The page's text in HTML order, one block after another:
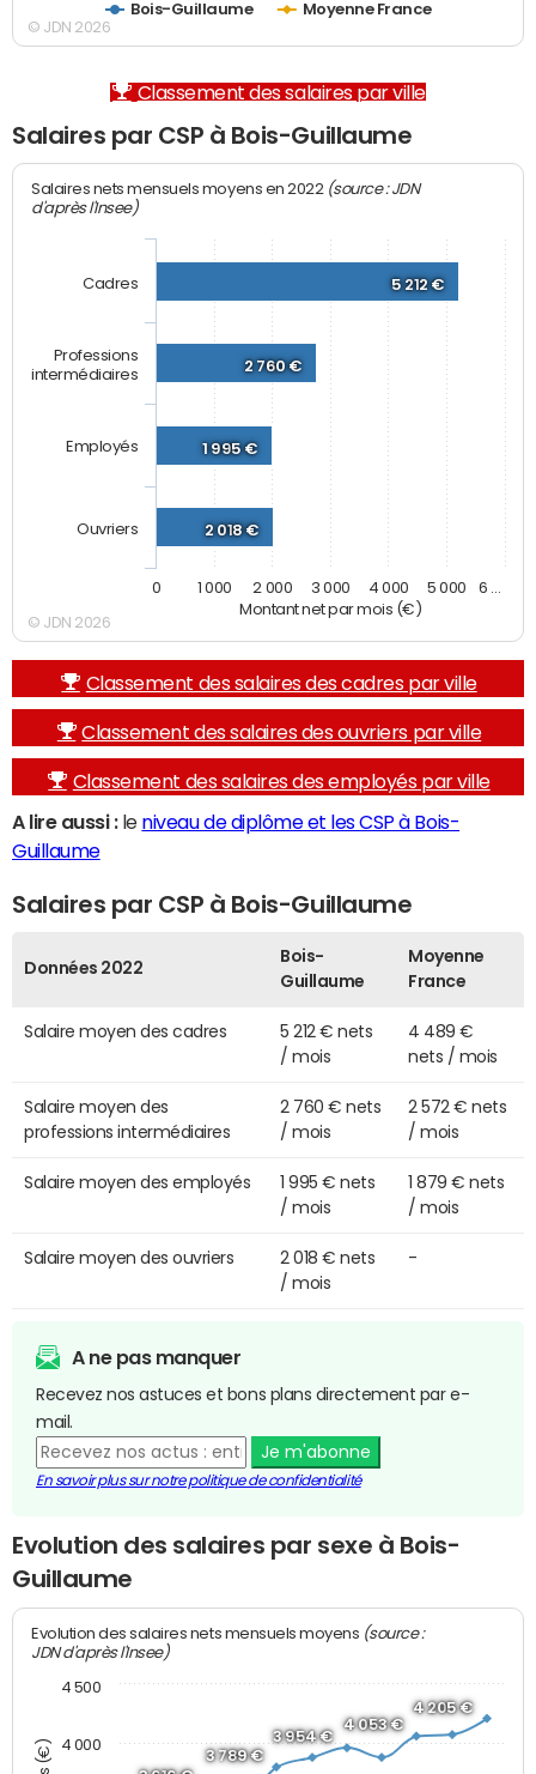
Bois-Guillaume Moyenne France
© JDN 2026
Classement des salaires par ville
Salaires par CSP à Bois-Guillaume
Montant net par mois (€)
Salaires nets mensuels moyens en 2022 (source : JDN
d'après l'Insee)
5 212 €
2 760 €
1 995 €
2 018 €
Cadres
Professions
intermédiaires
Employés
Ouvriers
0 1 000 2 000 3 000 4 000 5 000 6 …
© JDN 2026
Classement des salaires des cadres par ville
Classement des salaires des ouvriers par ville
Classement des salaires des employés par ville
A lire aussi :le niveau de diplôme et les CSP à Bois-
Guillaume
Salaires par CSP à Bois-Guillaume
Données 2022
Bois-
Guillaume
Moyenne
France
Salaire moyen des cadres
5 212 € nets
/ mois
4 489 €
nets / mois
Salaire moyen des
professions intermédiaires
2 760 € nets
/ mois
2 572 € nets
/ mois
Salaire moyen des employés
1 995 € nets
/ mois
1 879 € nets
/ mois
Salaire moyen des ouvriers
2 018 € nets
/ mois
-
A ne pas manquer
Recevez nos astuces et bons plans directement par e-
mail.
Je m'abonne
En savoir plus sur notre politique de confidentialité
Evolution des salaires par sexe à Bois-
Guillaume
Evolution des salaires nets mensuels moyens (source :
JDN d'après l'Insee)
3 789 €
3 954 €
4 053 €
4 205 €
4 000
4 500